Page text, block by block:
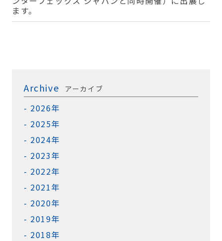
ます。
Archive アーカイブ
2026年
2025年
2024年
2023年
2022年
2021年
2020年
2019年
2018年